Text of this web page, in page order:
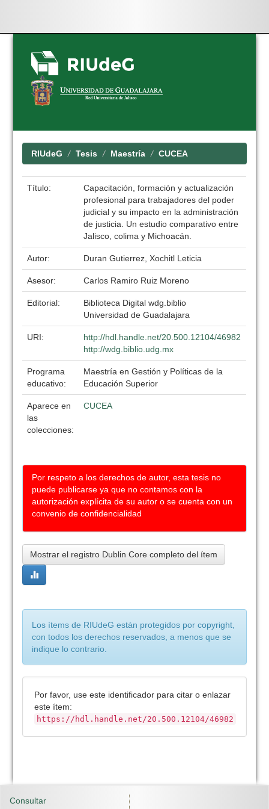
Skip
navigation
RIUdeG Tesis Maestría CUCEA
Título:
Capacitación, formación y actualización
profesional para trabajadores del poder
judicial y su impacto en la administración
de justicia. Un estudio comparativo entre
Jalisco, colima y Michoacán.
Autor: Duran Gutierrez, Xochitl Leticia
Asesor: Carlos Ramiro Ruiz Moreno
Editorial:
Biblioteca Digital wdg.biblio
Universidad de Guadalajara
URI:
http://hdl.handle.net/20.500.12104/46982
http://wdg.biblio.udg.mx
Programa
educativo:
Maestría en Gestión y Políticas de la
Educación Superior
Aparece en
las
colecciones:
CUCEA
Por respeto a los derechos de autor, esta tesis no
puede publicarse ya que no contamos con la
autorización explícita de su autor o se cuenta con un
convenio de confidencialidad
Mostrar el registro Dublin Core completo del ítem
Los ítems de RIUdeG están protegidos por copyright,
con todos los derechos reservados, a menos que se
indique lo contrario.
Por favor, use este identificador para citar o enlazar
este ítem:
https://hdl.handle.net/20.500.12104/46982
Consultar